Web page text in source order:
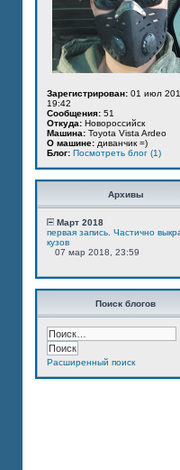
Зарегистрирован: 01 июл
19:42
Сообщения: 51
Откуда: Новороссийск
Машина: Toyota Vista Ardeo
О машине: диванчик =)
Блог: Посмотреть блог (1)
Архивы
Март 2018
первая запись. Частично
кузов
07 мар 2018, 23:59
Поиск блогов
Расширенный поиск